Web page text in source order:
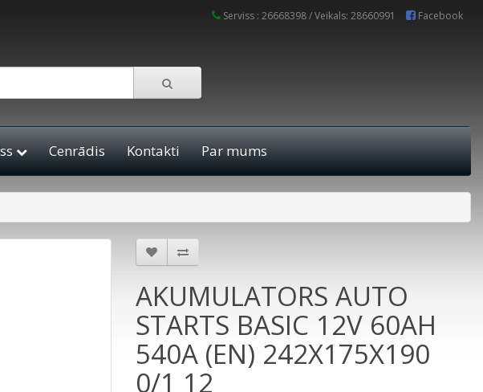
Serviss : 26668398 / Veikals: 28660991 Facebook
Cenrādis Kontakti Par mums
AKUMULATORS AUTO
STARTS BASIC 12V 60AH
540A (EN) 242X175X190
0/1 12